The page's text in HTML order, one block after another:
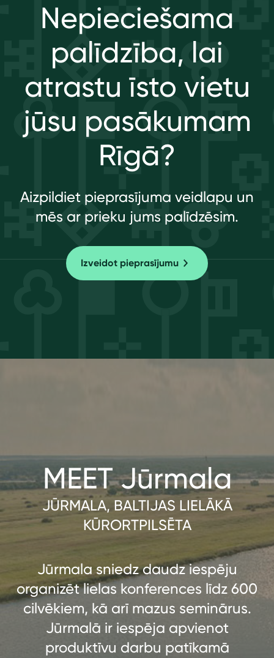
Nepieciešama
palīdzība, lai
atrastu īsto vietu
jūsu pasākumam
Rīgā?
Aizpildiet pieprasījuma veidlapu un
mēs ar prieku jums palīdzēsim.
Izveidot pieprasījumu
MEET Jūrmala
JŪRMALA, BALTIJAS LIELĀKĀ
KŪRORTPILSĒTA
Jūrmala sniedz daudz iespēju
organizēt lielas konferences līdz 600
cilvēkiem, kā arī mazus seminārus.
Jūrmalā ir iespēja apvienot
produktīvu darbu patīkamā